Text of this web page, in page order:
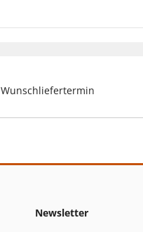
Wunschliefertermin
Newsletter